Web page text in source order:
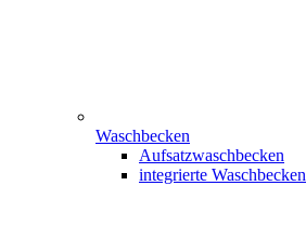
Waschbecken
Aufsatzwaschbecken
integrierte Waschbecken